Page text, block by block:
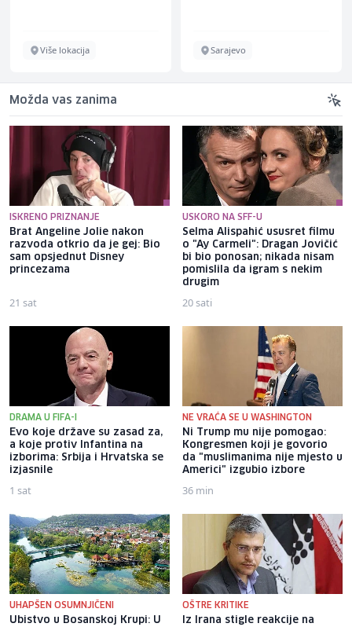
Možda vas zanima
ISKRENO PRIZNANJE
Brat Angeline Jolie nakon
razvoda otkrio da je gej: Bio
sam opsjednut Disney
princezama
21 sat
USKORO NA SFF-U
Selma Alispahić ususret filmu
o "Ay Carmeli": Dragan Jovičić
bi bio ponosan; nikada nisam
pomislila da igram s nekim
drugim
20 sati
DRAMA U FIFA-I
Evo koje države su zasad za,
a koje protiv Infantina na
izborima: Srbija i Hrvatska se
izjasnile
1 sat
NE VRAĆA SE U WASHINGTON
Ni Trump mu nije pomogao:
Kongresmen koji je govorio
da "muslimanima nije mjesto u
Americi" izgubio izbore
36 min
UHAPŠEN OSUMNJIČENI
Ubistvo u Bosanskoj Krupi: U
OŠTRE KRITIKE
Iz Irana stigle reakcije na